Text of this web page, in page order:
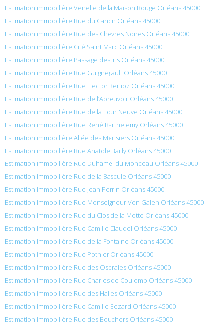
Estimation immobilière Venelle de la Maison Rouge Orléans 45000
Estimation immobilière Rue du Canon Orléans 45000
Estimation immobilière Rue des Chevres Noires Orléans 45000
Estimation immobilière Cité Saint Marc Orléans 45000
Estimation immobilière Passage des Iris Orléans 45000
Estimation immobilière Rue Guignegault Orléans 45000
Estimation immobilière Rue Hector Berlioz Orléans 45000
Estimation immobilière Rue de l’Abreuvoir Orléans 45000
Estimation immobilière Rue de la Tour Neuve Orléans 45000
Estimation immobilière Rue René Barthelemy Orléans 45000
Estimation immobilière Allée des Merisiers Orléans 45000
Estimation immobilière Rue Anatole Bailly Orléans 45000
Estimation immobilière Rue Duhamel du Monceau Orléans 45000
Estimation immobilière Rue de la Bascule Orléans 45000
Estimation immobilière Rue Jean Perrin Orléans 45000
Estimation immobilière Rue Monseigneur Von Galen Orléans 45000
Estimation immobilière Rue du Clos de la Motte Orléans 45000
Estimation immobilière Rue Camille Claudel Orléans 45000
Estimation immobilière Rue de la Fontaine Orléans 45000
Estimation immobilière Rue Pothier Orléans 45000
Estimation immobilière Rue des Oseraies Orléans 45000
Estimation immobilière Rue Charles de Coulomb Orléans 45000
Estimation immobilière Rue des Halles Orléans 45000
Estimation immobilière Rue Camille Bezard Orléans 45000
Estimation immobilière Rue des Bouchers Orléans 45000